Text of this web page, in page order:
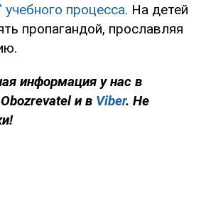
процесса. На детей
пропагандой, прославляя
информация у нас в
Obozrevatel и в Viber. Не